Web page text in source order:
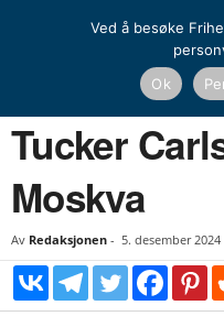
Tucker Carlson
Tucker
Moskva
Av Redaksjonen - 5. desember 2024
Ved å besøke
Ok